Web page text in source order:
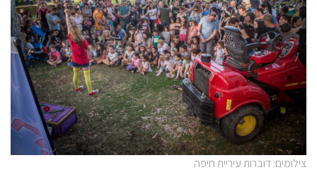
צילומים: דוברות עיריית חיפה